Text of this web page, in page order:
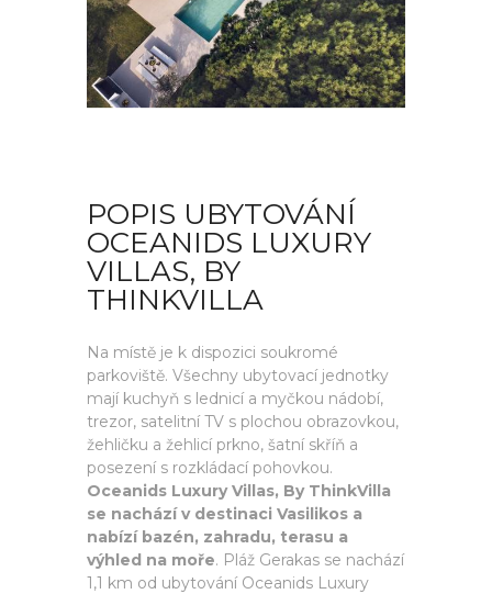
POPIS UBYTOVÁNÍ
OCEANIDS LUXURY
VILLAS, BY
THINKVILLA
Na místě je k dispozici soukromé
parkoviště. Všechny ubytovací jednotky
mají kuchyň s lednicí a myčkou nádobí,
trezor, satelitní TV s plochou obrazovkou,
žehličku a žehlicí prkno, šatní skříň a
posezení s rozkládací pohovkou.
Oceanids Luxury Villas, By ThinkVilla
se nachází v destinaci Vasilikos a
nabízí bazén, zahradu, terasu a
výhled na moře. Pláž Gerakas se nachází
1,1 km od ubytování Oceanids Luxury